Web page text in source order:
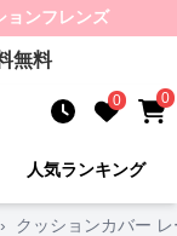
ョンフレンズ
無料
0 0
人気ランキング
› クッションカバー